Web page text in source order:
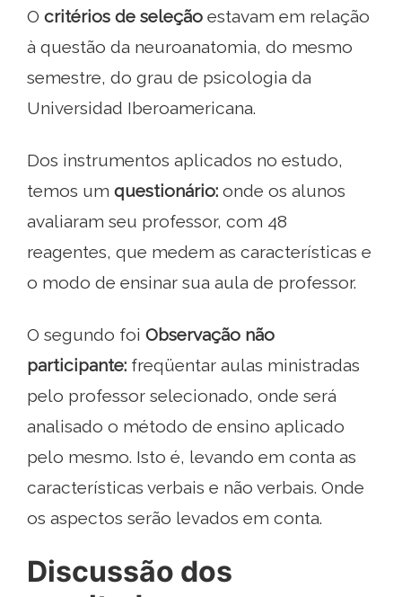
O critérios de seleção estavam em relação
à questão da neuroanatomia, do mesmo
semestre, do grau de psicologia da
Universidad Iberoamericana.
Dos instrumentos aplicados no estudo,
temos um questionário: onde os alunos
avaliaram seu professor, com 48
reagentes, que medem as características e
o modo de ensinar sua aula de professor.
O segundo foi Observação não
participante: freqüentar aulas ministradas
pelo professor selecionado, onde será
analisado o método de ensino aplicado
pelo mesmo. Isto é, levando em conta as
características verbais e não verbais. Onde
os aspectos serão levados em conta.
Discussão dos